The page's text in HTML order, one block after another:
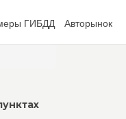
ГИБДД Авторынок